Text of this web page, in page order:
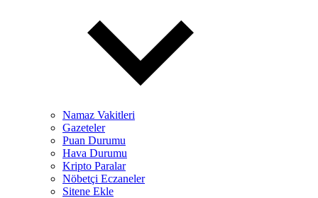
Namaz Vakitleri
Gazeteler
Puan Durumu
Hava Durumu
Kripto Paralar
Nöbetçi Eczaneler
Sitene Ekle